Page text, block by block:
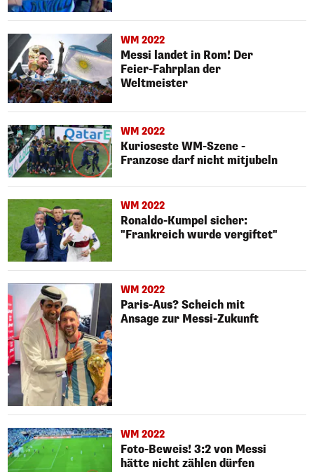
WM 2022
Messi landet in Rom! Der
Feier-Fahrplan der
Weltmeister
WM 2022
Kurioseste WM-Szene -
Franzose darf nicht mitjubeln
WM 2022
Ronaldo-Kumpel sicher:
"Frankreich wurde vergiftet"
WM 2022
Paris-Aus? Scheich mit
Ansage zur Messi-Zukunft
WM 2022
Foto-Beweis! 3:2 von Messi
hätte nicht zählen dürfen